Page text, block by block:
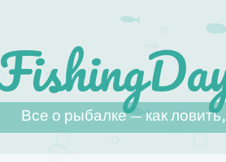
Все о рыбалке — как
Наверх